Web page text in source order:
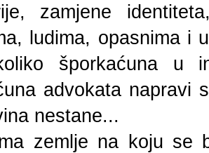
zamjene
ludima, opasnima i
šporkaćuna u
advokata napravi
nestane...
zemlje na koju se